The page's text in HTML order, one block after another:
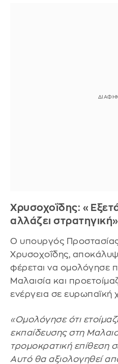
Χρυσοχοΐδης:
αλλάζει στρατηγική»
Ο υπουργός
Χρυσοχοΐδης,
φέρεται να ομολόγησε
Μαλαισία και
ενέργεια σε ευρωπαϊκή
«Ομολόγησε ότι
εκπαίδευσης στη
τρομοκρατική επίθεση
Αυτό θα αξιολογηθεί